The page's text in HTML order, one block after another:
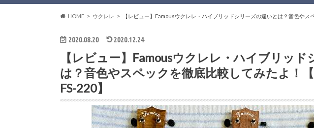
HOME ウクレレ 【レビュー】Famousウクレレ・ハイブリッドシリーズの違いとは？音色やス
2020.08.20 2020.12.24
【レビュー】Famousウクレレ・ハイブリッド
は？音色やスペックを徹底比較してみたよ！【
FS-220】